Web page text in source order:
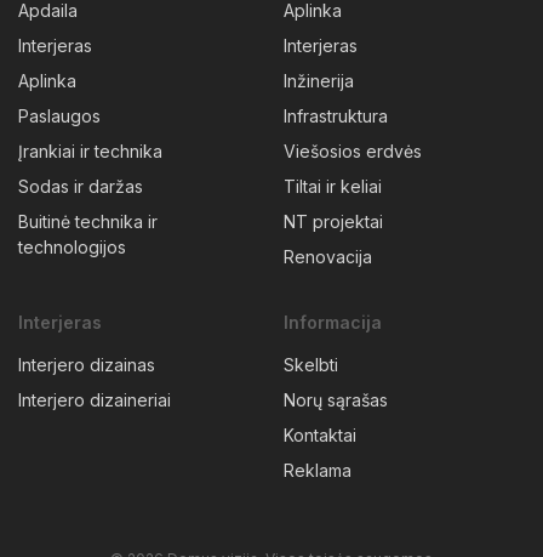
Apdaila
Interjeras
Aplinka
Paslaugos
Įrankiai ir technika
Sodas ir daržas
Buitinė technika ir
technologijos
Aplinka
Interjeras
Inžinerija
Infrastruktura
Viešosios erdvės
Tiltai ir keliai
NT projektai
Renovacija
Interjeras
Interjero dizainas
Interjero dizaineriai
Informacija
Skelbti
Norų sąrašas
Kontaktai
Reklama